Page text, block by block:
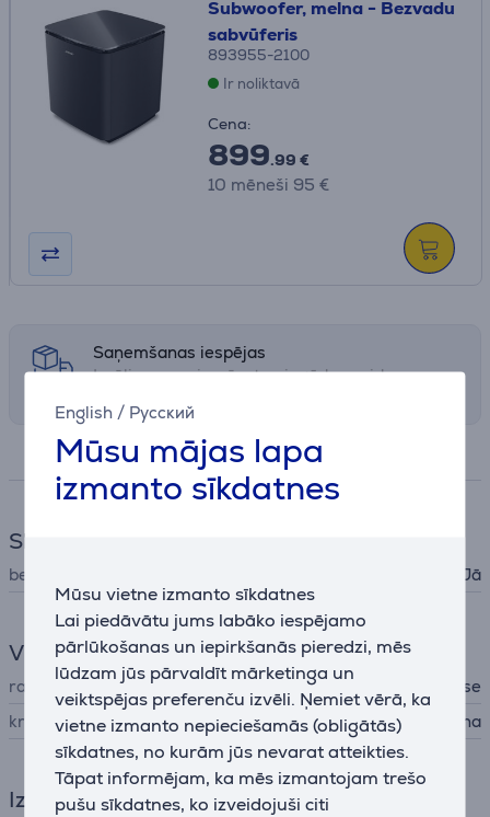
English / Русский
Mūsu mājas lapa
izmanto sīkdatnes
Mūsu vietne izmanto sīkdatnes
Lai piedāvātu jums labāko iespējamo
pārlūkošanas un iepirkšanās pieredzi, mēs
lūdzam jūs pārvaldīt mārketinga un
veiktspējas preferenču izvēli. Ņemiet vērā, ka
vietne izmanto nepieciešamās (obligātās)
sīkdatnes, no kurām jūs nevarat atteikties.
Tāpat informējam, ka mēs izmantojam trešo
pušu sīkdatnes, ko izveidojuši citi
Subwoofer, melna - Bezvadu
sabvūferis
893955-2100
Ir noliktavā
Cena:
899.99 €
10 mēneši 95 €
Saņemšanas iespējas
Izvēlies sev piemērotu piegādes veidu
Specifikācija
Skaņa
bezvadu subwoofer Jā
Vispārējais parametrs
ražotājs
Bose
krāsa
melna
Izmēri